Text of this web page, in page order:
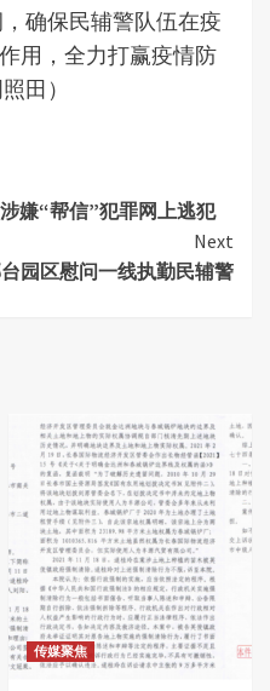
确保民辅警队伍在疫
用，全力打赢疫情防
田）
嫌“帮信”犯罪网上逃犯
Next
园区慰问一线执勤民辅警
传媒聚焦